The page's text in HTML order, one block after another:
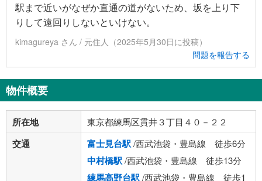
駅まで近いがなぜか直通の道がないため、坂を上り下
りして遠回りしないといけない。
kimagureya さん / 元住人（2025年5月30日に投稿）
問題を報告する
物件概要
所在地 東京都練馬区貫井３丁目４０－２２
交通 富士見台駅/西武池袋・豊島線 徒歩6分
中村橋駅/西武池袋・豊島線 徒歩13分
練馬高野台駅/西武池袋・豊島線 徒歩1